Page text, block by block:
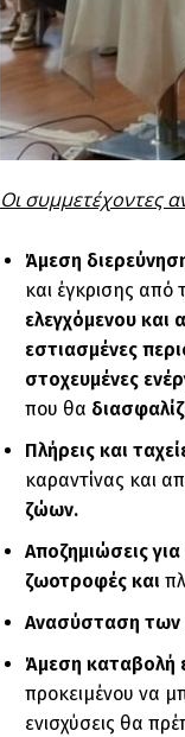
Οι συμμετέχοντες
Άμεση
και έγκρισης από
ελεγχόμενου
εστιασμένες
στοχευμένες
που θα
Πλήρεις και
καραντίνας και
ζώων.
Αποζημιώσεις
ζωοτροφές και
Ανασύσταση των
Άμεση καταβολή
προκειμένου να
ενισχύσεις θα